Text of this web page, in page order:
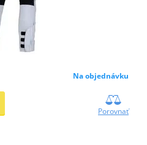
Na objednávku
Porovnať